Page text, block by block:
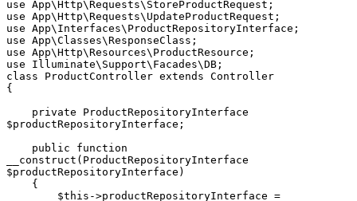
use App\Http\Requests\StoreProductRequest;
use App\Http\Requests\UpdateProductRequest;
use App\Interfaces\ProductRepositoryInterface;
use App\Classes\ResponseClass;
use App\Http\Resources\ProductResource;
use Illuminate\Support\Facades\DB;
class ProductController extends Controller
{
$productRepositoryInterface;
__construct(ProductRepositoryInterface
$productRepositoryInterface)
    {